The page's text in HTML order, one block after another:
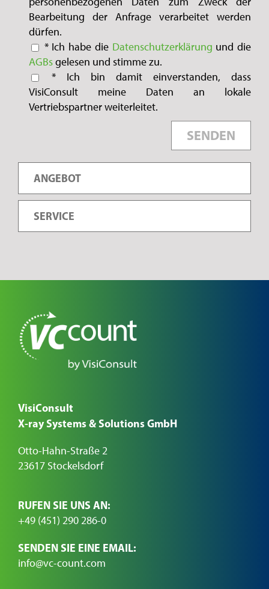
Bearbeitung der Anfrage verarbeitet werden
dürfen.
* Ich habe die Datenschutzerklärung und die
AGBsgelesen und stimme zu.
* Ich bin damit einverstanden, dass
VisiConsult meine Daten an lokale
Vertriebspartner weiterleitet.
ANGEBOT
SERVICE
VisiConsult
X-ray Systems & Solutions GmbH
Otto-Hahn-Straße 2
23617 Stockelsdorf
RUFEN SIE UNS AN:
+49 (451) 290 286-0
SENDEN SIE EINE EMAIL:
info@vc-count.com